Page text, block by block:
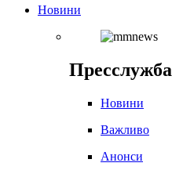
Новини
Пресслужба
Новини
Важливо
Анонси